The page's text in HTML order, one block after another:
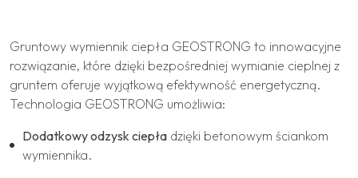
Gruntowy wymiennik ciepła GEOSTRONG to innowacyjne
rozwiązanie, które dzięki bezpośredniej wymianie cieplnej z
gruntem oferuje wyjątkową efektywność energetyczną.
Technologia GEOSTRONG umożliwia:
Dodatkowy odzysk ciepła dzięki betonowym ściankom
wymiennika.